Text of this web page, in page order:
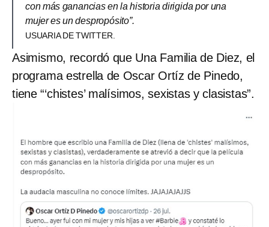
con más ganancias en la historia dirigida por una
mujer es un despropósito”.
USUARIA DE TWITTER.
Asimismo, recordó que Una Familia de Diez, el
programa estrella de Oscar Ortíz de Pinedo,
tiene “‘chistes’ malísimos, sexistas y clasistas”.